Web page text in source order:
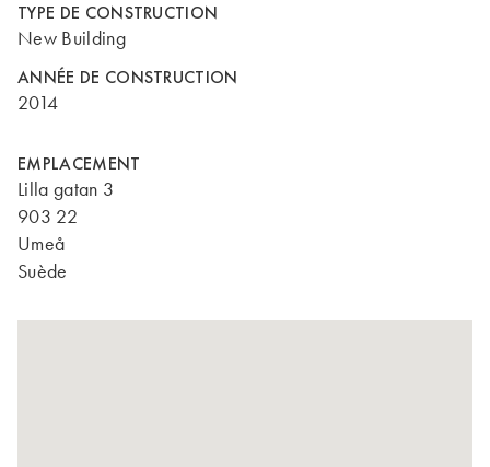
TYPE DE CONSTRUCTION
New Building
ANNÉE DE CONSTRUCTION
2014
EMPLACEMENT
Lilla gatan 3
903 22
Umeå
Suède